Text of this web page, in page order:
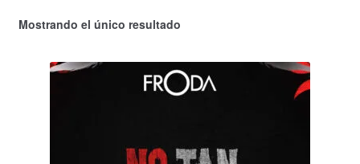
Mostrando el único resultado